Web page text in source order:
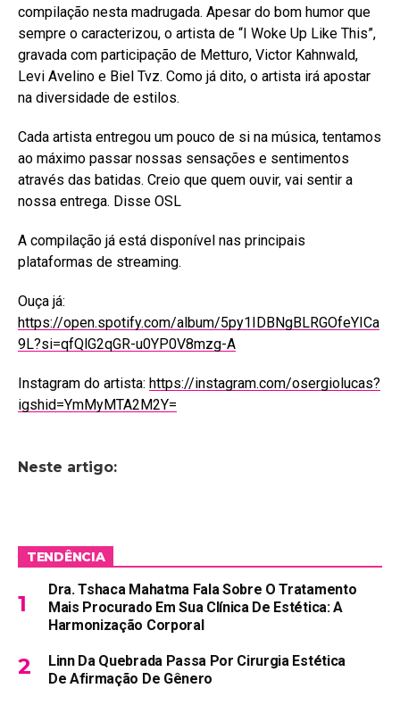
compilação nesta madrugada. Apesar do bom humor que
sempre o caracterizou, o artista de “I Woke Up Like This”,
gravada com participação de Metturo, Victor Kahnwald,
Levi Avelino e Biel Tvz. Como já dito, o artista irá apostar
na diversidade de estilos.
Cada artista entregou um pouco de si na música, tentamos
ao máximo passar nossas sensações e sentimentos
através das batidas. Creio que quem ouvir, vai sentir a
nossa entrega. Disse OSL
A compilação já está disponível nas principais
plataformas de streaming.
Ouça já:
https://open.spotify.com/album/5py1IDBNgBLRGOfeYICa
9L?si=qfQlG2qGR-u0YP0V8mzg-A
Instagram do artista: https://instagram.com/osergiolucas?
igshid=YmMyMTA2M2Y=
Neste artigo:
TENDÊNCIA
Dra. Tshaca Mahatma Fala Sobre O Tratamento
Mais Procurado Em Sua Clínica De Estética: A
Harmonização Corporal
Linn Da Quebrada Passa Por Cirurgia Estética
De Afirmação De Gênero